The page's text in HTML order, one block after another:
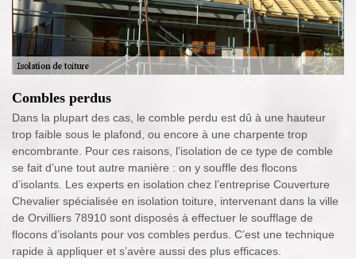
Combles perdus
Dans la plupart des cas, le comble perdu est dû à une hauteur
trop faible sous le plafond, ou encore à une charpente trop
encombrante. Pour ces raisons, l’isolation de ce type de comble
se fait d’une tout autre manière : on y souffle des flocons
d’isolants. Les experts en isolation chez l’entreprise Couverture
Chevalier spécialisée en isolation toiture, intervenant dans la ville
de Orvilliers 78910 sont disposés à effectuer le soufflage de
flocons d’isolants pour vos combles perdus. C’est une technique
rapide à appliquer et s’avère aussi des plus efficaces.